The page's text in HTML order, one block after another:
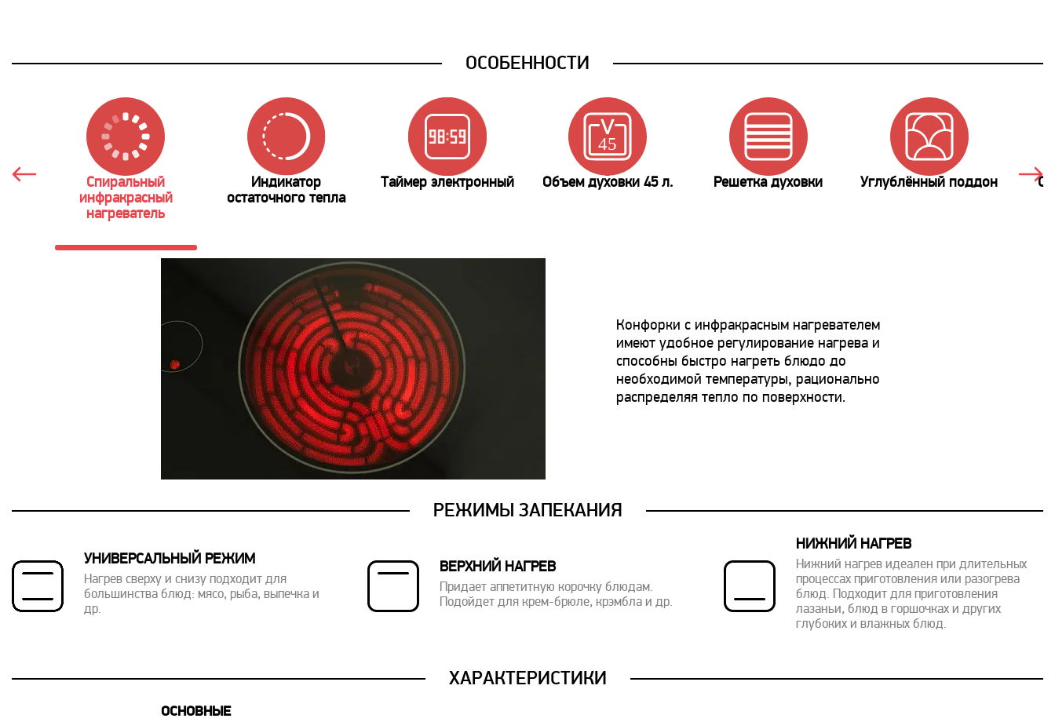
ОСОБЕННОСТИ
Спиральный
инфракрасный
нагреватель
Индикатор
остаточного тепла
Таймер электронный Объем духовки 45 л. Решетка духовки Углублённый поддон
Конфорки с инфракрасным нагревателем
имеют удобное регулирование нагрева и
способны быстро нагреть блюдо до
необходимой температуры, рационально
распределяя тепло по поверхности.
РЕЖИМЫ ЗАПЕКАНИЯ
УНИВЕРСАЛЬНЫЙ РЕЖИМ
Нагрев сверху и снизу подходит для
большинства блюд: мясо, рыба, выпечка и
др.
ВЕРХНИЙ НАГРЕВ
Придает аппетитную корочку блюдам.
Подойдет для крем-брюле, крэмбла и др.
НИЖНИЙ НАГРЕВ
Нижний нагрев идеален при длительных
процессах приготовления или разогрева
блюд. Подходит для приготовления
лазаньи, блюд в горшочках и других
глубоких и влажных блюд.
ХАРАКТЕРИСТИКИ
ОСНОВНЫЕ